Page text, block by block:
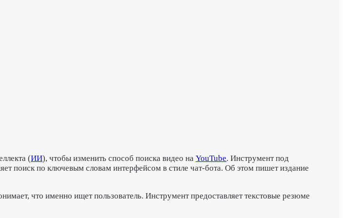
(ИИ), чтобы изменить способ поиска видео на YouTube. Инструмент под
поиск по ключевым словам интерфейсом в стиле чат-бота. Об этом пишет издание
что именно ищет пользователь. Инструмент предоставляет текстовые резюме